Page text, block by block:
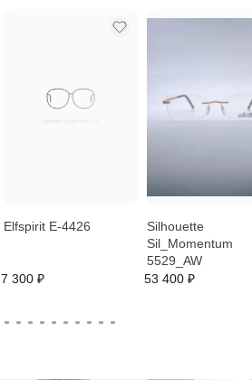
Elfspirit E-4426
7 300 ₽
Silhouette
Sil_Momentum
5529_AW
53 400 ₽